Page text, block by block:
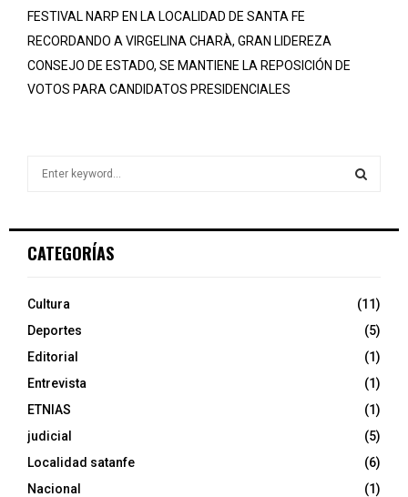
FESTIVAL NARP EN LA LOCALIDAD DE SANTA FE
RECORDANDO A VIRGELINA CHARÀ, GRAN LIDEREZA
CONSEJO DE ESTADO, SE MANTIENE LA REPOSICIÓN DE
VOTOS PARA CANDIDATOS PRESIDENCIALES
h
o
:
CATEGORÍAS
Cultura
(11)
Deportes
(5)
Editorial
(1)
Entrevista
(1)
ETNIAS
(1)
judicial
(5)
Localidad satanfe
(6)
Nacional
(1)